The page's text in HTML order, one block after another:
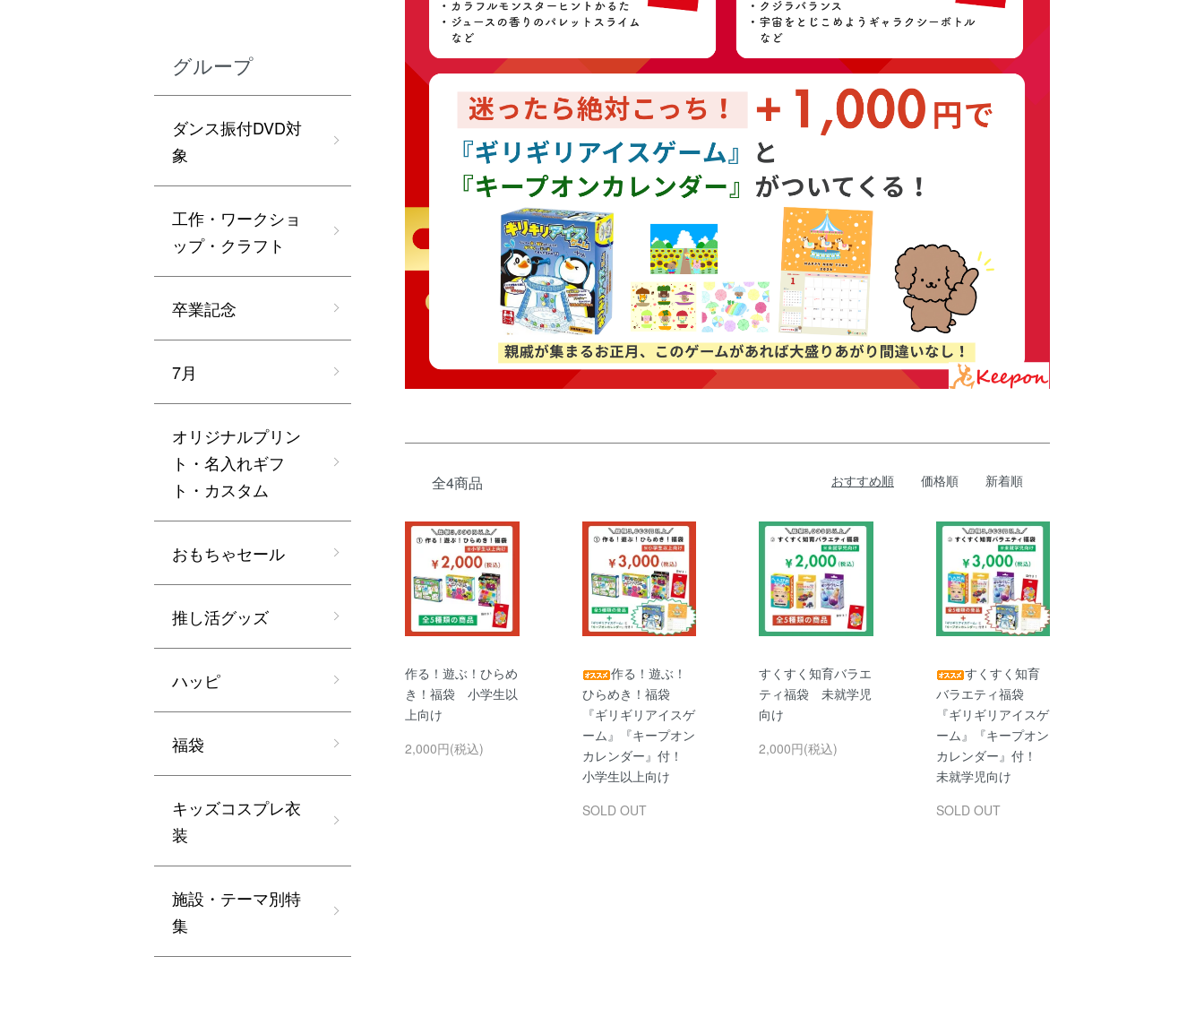
全4商品 おすすめ順 価格順 新着順
作る！遊ぶ！ひらめ
き！福袋 小学生以
上向け
2,000円(税込)
作る！遊ぶ！
ひらめき！福袋
『ギリギリアイスゲ
ーム』『キープオン
カレンダー』付！
小学生以上向け
SOLD OUT
すくすく知育バラエ
ティ福袋 未就学児
向け
2,000円(税込)
すくすく知育
バラエティ福袋
『ギリギリアイスゲ
ーム』『キープオン
カレンダー』付！
未就学児向け
SOLD OUT
グループ
ダンス振付DVD対
象
工作・ワークショ
ップ・クラフト
卒業記念
7月
オリジナルプリン
ト・名入れギフ
ト・カスタム
おもちゃセール
推し活グッズ
ハッピ
福袋
キッズコスプレ衣
装
施設・テーマ別特
集